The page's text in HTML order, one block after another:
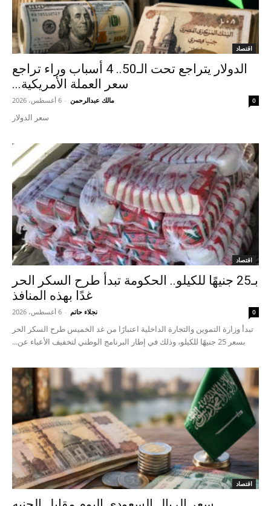
اقتصاد
الدولار يتراجع تحت الـ50.. 4 أسباب وراء تراجع
سعر العملة الأمريكية...
مالك عبدالرحمن - 6 أغسطس، 2026 0
سعر الدولار
اقتصاد
بـ25 جنيهًا للكيلو.. الحكومة تبدأ طرح السكر الحر
غدًا بهذه المنافذ
نجلاء حاتم - 6 أغسطس، 2026 0
تبدأ وزارة التموين والتجارة الداخلية اعتبارًا من غد الخميس طرح السكر الحر
بسعر 25 جنيهًا للكيلو، وذلك في إطار البرنامج الوطني لتخفيف الأعباء عن...
اقتصاد